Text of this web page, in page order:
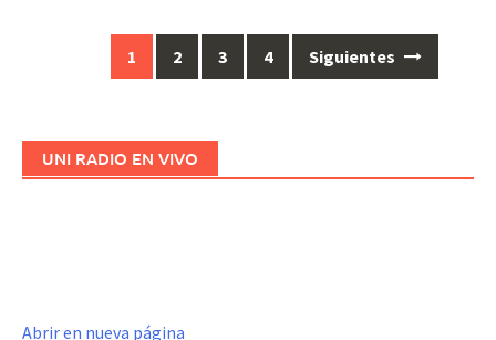
entradas
1 2 3 4 Siguientes
UNI RADIO EN VIVO
Abrir en nueva página